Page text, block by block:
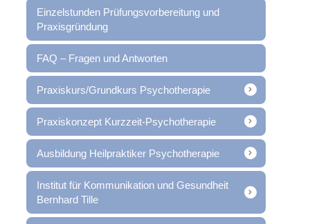
Einzelstunden Prüfungsvorbereitung und
Praxisgründung
FAQ – Fragen und Antworten
Praxiskurs/Grundkurs Psychotherapie
Praxiskonzept Kurzzeit-Psychotherapie
Ausbildung Heilpraktiker Psychotherapie
Institut für Kommunikation und Gesundheit
Bernhard Tille